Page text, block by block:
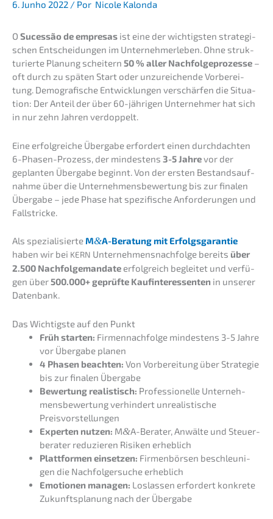
6. Junho 2022 / Por Nicole Kalonda
O Suces­são de empre­sas ist eine der wichtigs­ten strate­gi­
schen Entschei­dun­gen im Unter­neh­mer­le­ben. Ohne struk­
tu­rier­te Planung schei­tern 50 % aller Nachfol­ge­pro­zes­se –
oft durch zu späten Start oder unzurei­chen­de Vorbe­rei­
tung. Demogra­fi­sche Entwick­lun­gen verschär­fen die Situa­
ti­on: Der Anteil der über 60-jähri­gen Unter­neh­mer hat sich
in nur zehn Jahren verdoppelt.
Eine erfolg­rei­che Überga­be erfor­dert einen durch­dach­ten
6-Phasen-Prozess, der mindes­tens 3-5 Jahrevor der
geplan­ten Überga­be beginnt. Von der ersten Bestands­auf­
nah­me über die Unter­neh­mens­be­wer­tung bis zur finalen
Überga­be – jede Phase hat spezi­fi­sche Anfor­de­run­gen und
Fallstricke.
Als spezia­li­sier­teM&A-Beratung mit Erfolgs­ga­ran­tie
haben wir bei KERN Unternehmens­nachfolge bereits über
2.500 Nachfol­ge­man­da­te erfolg­reich beglei­tet und verfü­
gen über500.000+ geprüf­te Kaufin­ter­es­sen­ten in unserer
Datenbank.
Das Wichtigs­te auf den Punkt
Früh starten: Firmen­nach­fol­ge mindes­tens 3-5 Jahre
vor Überga­be planen
4 Phasen beach­ten: Von Vorbe­rei­tung über Strate­gie
bis zur finalen Übergabe
Bewer­tung realis­tisch: Profes­sio­nel­le Unter­neh­
mens­be­wer­tung verhin­dert unrea­lis­ti­sche
Preisvorstellungen
Exper­ten nutzen: M&A-Berater, Anwäl­te und Steuer­
be­ra­ter reduzie­ren Risiken erheblich
Platt­for­men einset­zen: Firmen­bör­sen beschleu­ni­
gen die Nachfol­ger­su­che erheblich
Emotio­nen managen: Loslas­sen erfor­dert konkre­te
Zukunfts­pla­nung nach der Übergabe